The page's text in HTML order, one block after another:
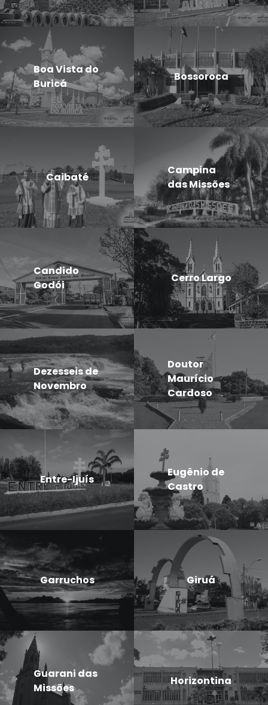
Boa Vista do
Buricá
Bossoroca
Caibaté
Campina
das Missões
Candido
Godói
Cerro Largo
Dezesseis de
Novembro
Doutor
Maurício
Cardoso
Entre-Ijuís
Eugênio de
Castro
Garruchos Giruá
Guarani das
Missões
Horizontina